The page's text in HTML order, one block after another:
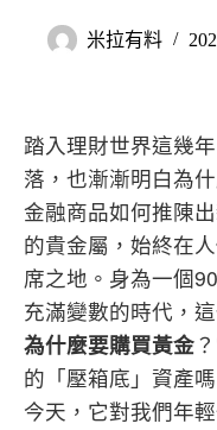
米拉有料
踏入理財世界這幾
落，也漸漸明白為
金融商品如何推陳
的貴金屬，始終在
席之地。身為一個
充滿變數的時代，
為什麼要購買黃金
的「壓箱底」資產
今天，它對我們年